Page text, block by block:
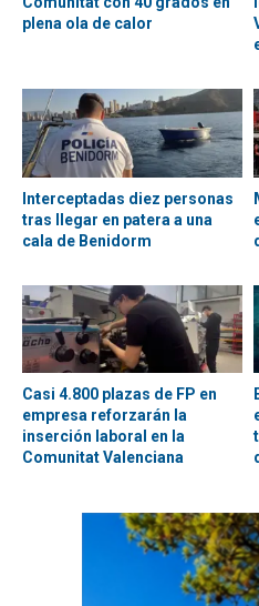
plena ola de calor
Interceptadas diez personas
tras llegar en patera a una
cala de Benidorm
Casi 4.800 plazas de FP en
empresa reforzarán la
inserción laboral en la
Comunitat Valenciana